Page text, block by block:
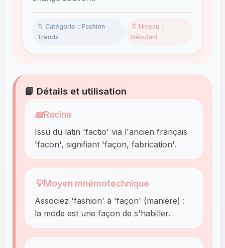
📁 Catégorie：Fashion
Trends
🔖 Niveau：
Débutant
📘 Détails et utilisation
📖Racine
Issu du latin 'factio' via l'ancien français
'facon', signifiant 'façon, fabrication'.
💡Moyen mnémotechnique
Associez 'fashion' à 'façon' (manière) :
la mode est une façon de s'habiller.